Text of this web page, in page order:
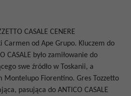
CASALE CENERE
Carmen od Ape Grupo. Kluczem do
CASALE było zamiłowanie do
swe źródło w Toskanii, a
Montelupo Fiorentino. Gres Tozzetto
pasująca do ANTICO CASALE